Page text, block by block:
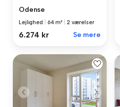
Odense
Lejlighed 64 m² 2 værelser
6.274 kr Se mere